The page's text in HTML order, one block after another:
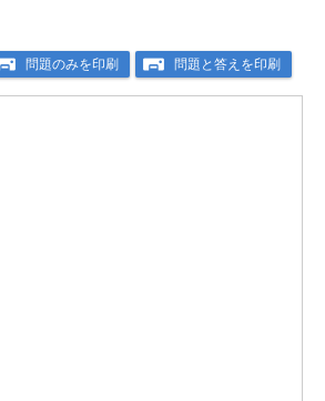
問題のみを印刷 問題と答えを印刷